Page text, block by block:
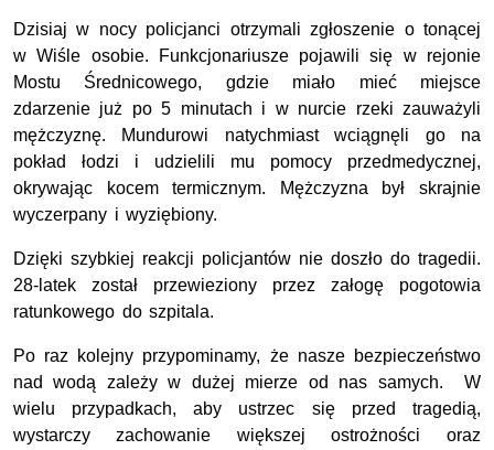
Dzisiaj w nocy policjanci otrzymali zgłoszenie o tonącej
w Wiśle osobie. Funkcjonariusze pojawili się w rejonie
Mostu Średnicowego, gdzie miało mieć miejsce
zdarzenie już po 5 minutach i w nurcie rzeki zauważyli
mężczyznę. Mundurowi natychmiast wciągnęli go na
pokład łodzi i udzielili mu pomocy przedmedycznej,
okrywając kocem termicznym. Mężczyzna był skrajnie
wyczerpany i wyziębiony.
Dzięki szybkiej reakcji policjantów nie doszło do tragedii.
28-latek został przewieziony przez załogę pogotowia
ratunkowego do szpitala.
Po raz kolejny przypominamy, że nasze bezpieczeństwo
nad wodą zależy w dużej mierze od nas samych. W
wielu przypadkach, aby ustrzec się przed tragedią,
wystarczy zachowanie większej ostrożności oraz